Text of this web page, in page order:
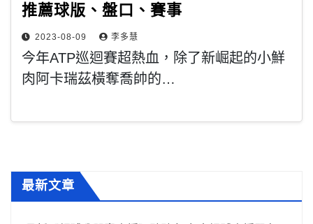
推薦球版、盤口、賽事
2023-08-09 李多慧
今年ATP巡迴賽超熱血，除了新崛起的小鮮
肉阿卡瑞茲橫奪喬帥的…
最新文章